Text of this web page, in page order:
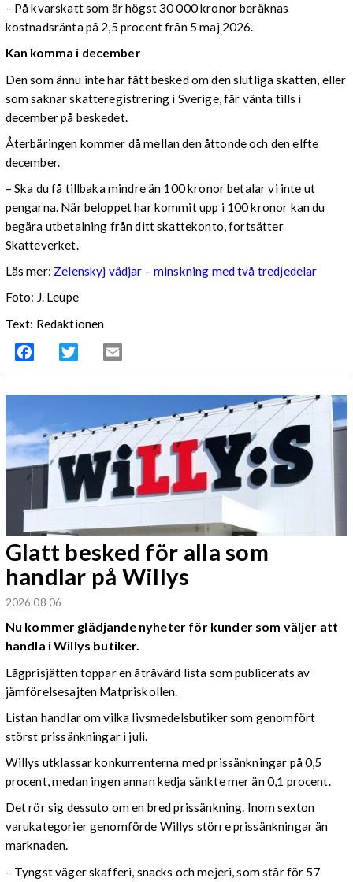
– På kvarskatt som är högst 30 000 kronor beräknas
kostnadsränta på 2,5 procent från 5 maj 2026.
Kan komma i december
Den som ännu inte har fått besked om den slutliga skatten, eller
som saknar skatteregistrering i Sverige, får vänta tills i
december på beskedet.
Återbäringen kommer då mellan den åttonde och den elfte
december.
– Ska du få tillbaka mindre än 100 kronor betalar vi inte ut
pengarna. När beloppet har kommit upp i 100 kronor kan du
begära utbetalning från ditt skattekonto, fortsätter
Skatteverket.
Läs mer: Zelenskyj vädjar – minskning med två tredjedelar
Foto: J. Leupe
Text: Redaktionen
Facebook Twitter
Glatt besked för alla som
handlar på Willys
2026 08 06
Nu kommer glädjande nyheter för kunder som väljer att
handla i Willys butiker.
Lågprisjätten toppar en åtråvärd lista som publicerats av
jämförelsesajten Matpriskollen.
Listan handlar om vilka livsmedelsbutiker som genomfört
störst prissänkningar i juli.
Willys utklassar konkurrenterna med prissänkningar på 0,5
procent, medan ingen annan kedja sänkte mer än 0,1 procent.
Det rör sig dessuto om en bred prissänkning. Inom sexton
varukategorier genomförde Willys större prissänkningar än
marknaden.
– Tyngst väger skafferi, snacks och mejeri, som står för 57